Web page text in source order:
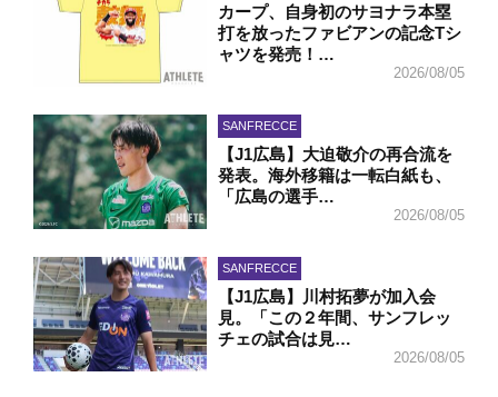
カープ、自身初のサヨナラ本塁
打を放ったファビアンの記念Tシ
ャツを発売！…
2026/08/05
SANFRECCE
【J1広島】大迫敬介の再合流を
発表。海外移籍は一転白紙も、
「広島の選手…
2026/08/05
SANFRECCE
【J1広島】川村拓夢が加入会
見。「この２年間、サンフレッ
チェの試合は見…
2026/08/05